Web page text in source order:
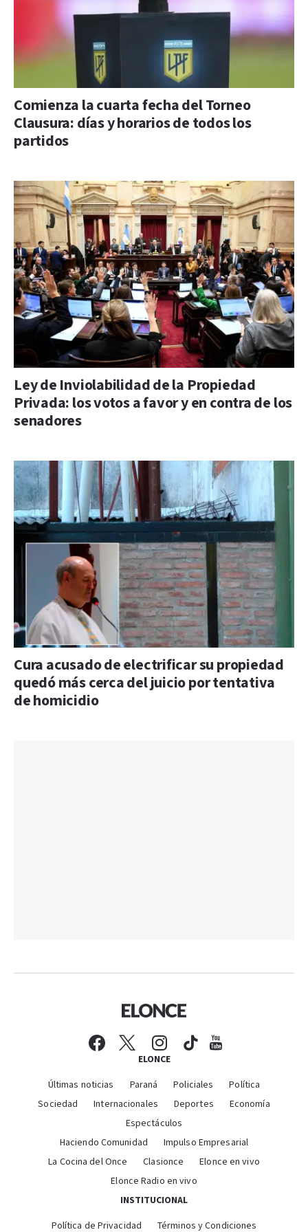
Comienza la cuarta fecha del Torneo
Clausura: días y horarios de todos los
partidos
Ley de Inviolabilidad de la Propiedad
Privada: los votos a favor y en contra de los
senadores
Cura acusado de electrificar su propiedad
quedó más cerca del juicio por tentativa
de homicidio
ELONCE
Últimas noticias Paraná Policiales
Política
Sociedad
Internacionales Deportes
Economía
Espectáculos
Haciendo Comunidad
Impulso Empresarial
La Cocina del Once
Clasionce
Elonce en vivo
Elonce Radio en vivo
INSTITUCIONAL
Política de Privacidad Términos y Condiciones